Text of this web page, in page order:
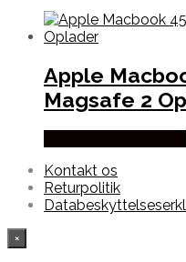
Apple
Magsafe 2
Kontakt os
Returpolitik
×